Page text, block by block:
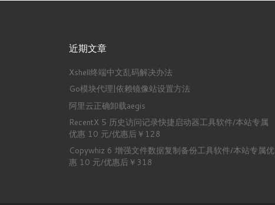
近期文章
Xshell终端中文乱码解决办法
Go模块代理|依赖镜像站设置方法
阿里云正确卸载aegis
RecentX 5 历史访问记录快捷启动器工具软件/本站专属
优惠 10 元/优惠后￥128
Copywhiz 6 增强文件数据复制备份工具软件/本站专属优
惠 10 元/优惠后￥318